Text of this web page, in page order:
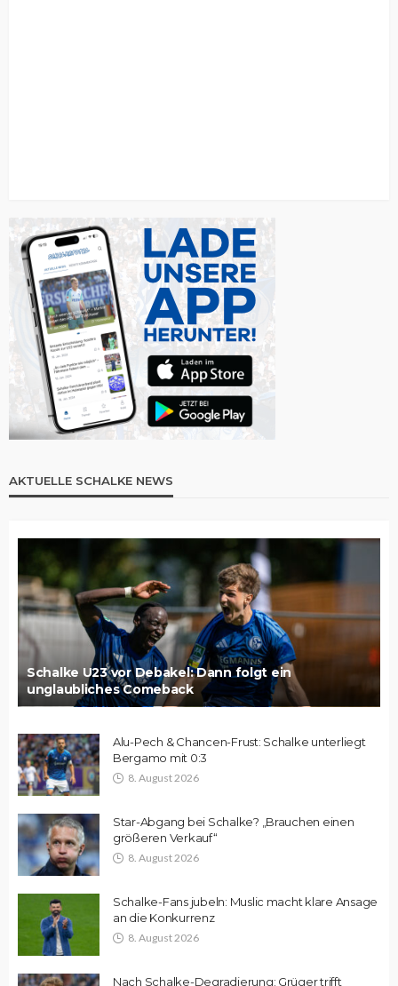
AKTUELLE SCHALKE NEWS
Schalke U23 vor Debakel: Dann folgt ein
unglaubliches Comeback
Alu-Pech & Chancen-Frust: Schalke unterliegt
Bergamo mit 0:3
8. August 2026
Star-Abgang bei Schalke? „Brauchen einen
größeren Verkauf“
8. August 2026
Schalke-Fans jubeln: Muslic macht klare Ansage
an die Konkurrenz
8. August 2026
Nach Schalke-Degradierung: Grüger trifft